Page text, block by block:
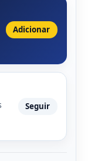
Adicionar
Seguir